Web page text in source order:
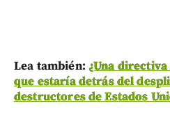
Lea también: ¿Una
que estaría detrás del
destructores de Estados